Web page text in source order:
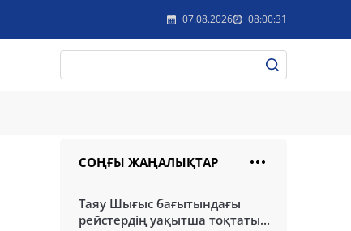
07.08.2026 08:00:31
СОҢҒЫ ЖАҢАЛЫҚТАР
Таяу Шығыс бағытындағы
рейстердің уақытша тоқтаты...